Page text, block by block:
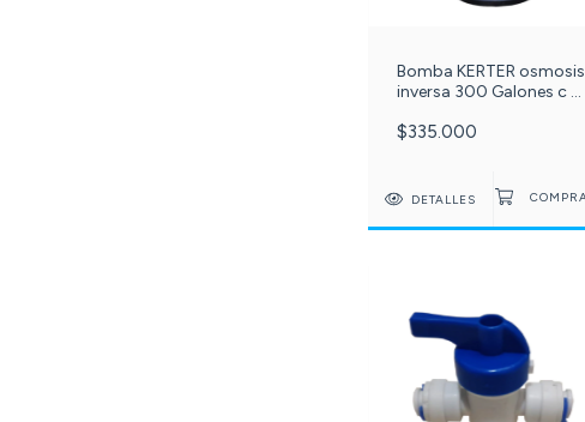
Bomba KERTER osmosis
inversa 300 Galones c -
$335.000
DETALLES